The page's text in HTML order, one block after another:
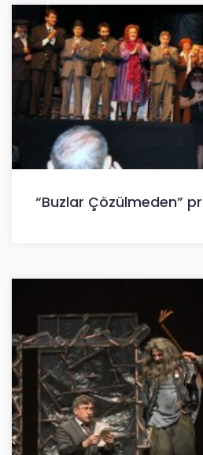
“Buzlar Çözülmeden”